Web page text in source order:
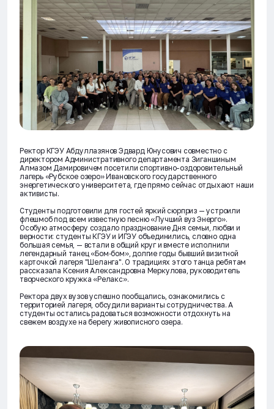
Ректор КГЭУ Абдуллазянов Эдвард Юнусович совместно с
директором Административного департамента Зиганшиным
Алмазом Дамировичем посетили спортивно-оздоровительный
лагерь «Рубское озеро» Ивановского государственного
энергетического университета, где прямо сейчас отдыхают наши
активисты.
Студенты подготовили для гостей яркий сюрприз — устроили
флешмоб под всем известную песню «Лучший вуз Энерго».
Особую атмосферу создало празднование Дня семьи, любви и
верности: студенты КГЭУ и ИГЭУ объединились, словно одна
большая семья, — встали в общий круг и вместе исполнили
легендарный танец «Бом‑бом», долгие годы бывший визитной
карточкой лагеря "Шеланга". О традициях этого танца ребятам
рассказала Ксения Александровна Меркулова, руководитель
творческого кружка «Релакс».
Ректора двух вузов успешно пообщались, ознакомились с
территорией лагеря, обсудили варианты сотрудничества. А
студенты остались радоваться возможности отдохнуть на
свежем воздухе на берегу живописного озера.